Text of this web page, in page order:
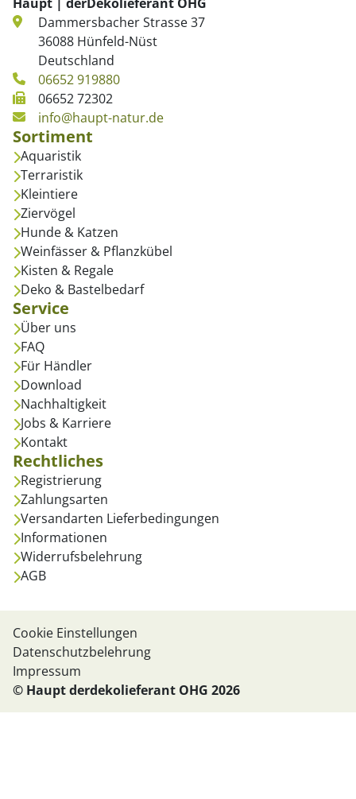
Dammersbacher Strasse 37
36088 Hünfeld-Nüst
Deutschland
06652 919880
06652 72302
info@haupt-natur.de
Sortiment
Aquaristik
Terraristik
Kleintiere
Ziervögel
Hunde & Katzen
Weinfässer & Pflanzkübel
Kisten & Regale
Deko & Bastelbedarf
Service
Über uns
FAQ
Für Händler
Download
Nachhaltigkeit
Jobs & Karriere
Kontakt
Rechtliches
Registrierung
Zahlungsarten
Versandarten Lieferbedingungen
Informationen
Widerrufsbelehrung
AGB
© Haupt derdekolieferant OHG 2026
Cookie Einstellungen
Datenschutzbelehrung
Impressum